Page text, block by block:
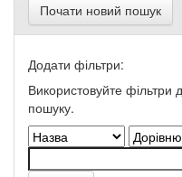
Почати новий пошук
Додати фільтри:
Використовуйте фільтри
пошуку.